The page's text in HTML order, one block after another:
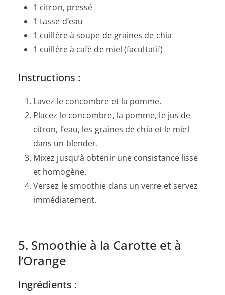
1 citron, pressé
1 tasse d’eau
1 cuillère à soupe de graines de chia
1 cuillère à café de miel (facultatif)
Instructions :
Lavez le concombre et la pomme.
Placez le concombre, la pomme, le jus de
citron, l’eau, les graines de chia et le miel
dans un blender.
Mixez jusqu’à obtenir une consistance lisse
et homogène.
Versez le smoothie dans un verre et servez
immédiatement.
5. Smoothie à la Carotte et à
l’Orange
Ingrédients :